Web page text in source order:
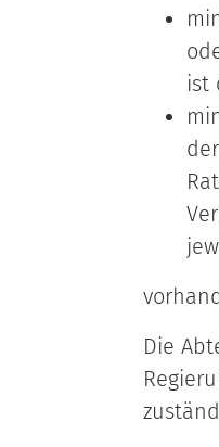
ist
Die